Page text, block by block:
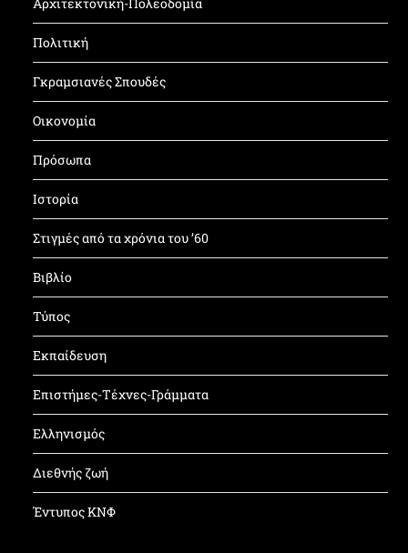
Πολιτική
Γκραμσιανές Σπουδές
Οικονομία
Πρόσωπα
Ιστορία
Στιγμές από τα χρόνια του ’60
Βιβλίο
Τύπος
Εκπαίδευση
Επιστήμες-Τέχνες-Γράμματα
Ελληνισμός
Διεθνής ζωή
Έντυπος ΚΝΦ